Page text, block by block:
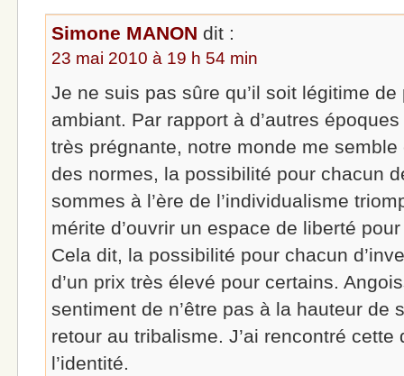
Simone MANON dit :
23 mai 2010 à 19 h 54 min
Je ne suis pas sûre qu’il soit légitime
ambiant. Par rapport à d’autres
très prégnante, notre monde me
des normes, la possibilité pour chacun
sommes à l’ère de l’individualisme
mérite d’ouvrir un espace de liberté
Cela dit, la possibilité pour chacun
d’un prix très élevé pour certains.
sentiment de n’être pas à la hauteur de
retour au tribalisme. J’ai rencontré
l’identité.